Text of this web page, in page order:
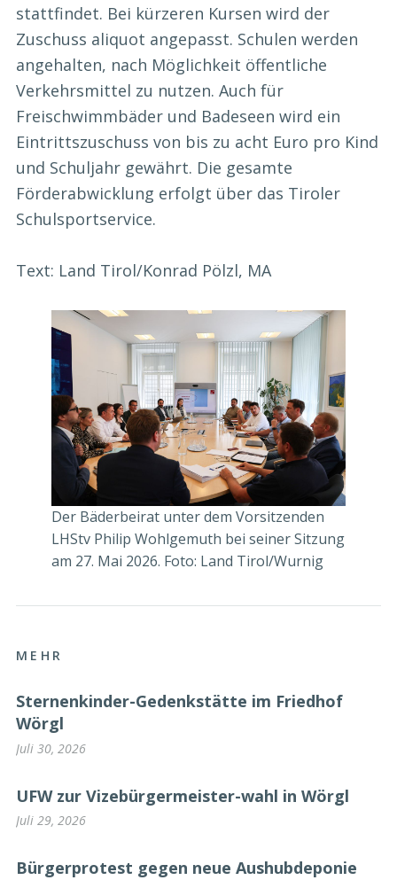
stattfindet. Bei kürzeren Kursen wird der
Zuschuss aliquot angepasst. Schulen werden
angehalten, nach Möglichkeit öffentliche
Verkehrsmittel zu nutzen. Auch für
Freischwimmbäder und Badeseen wird ein
Eintrittszuschuss von bis zu acht Euro pro Kind
und Schuljahr gewährt. Die gesamte
Förderabwicklung erfolgt über das Tiroler
Schulsportservice.
Text: Land Tirol/Konrad Pölzl, MA
Der Bäderbeirat unter dem Vorsitzenden
LHStv Philip Wohlgemuth bei seiner Sitzung
am 27. Mai 2026. Foto: Land Tirol/Wurnig
MEHR
Sternenkinder-Gedenkstätte im Friedhof
Wörgl
Juli 30, 2026
UFW zur Vizebürgermeister-wahl in Wörgl
Juli 29, 2026
Bürgerprotest gegen neue Aushubdeponie